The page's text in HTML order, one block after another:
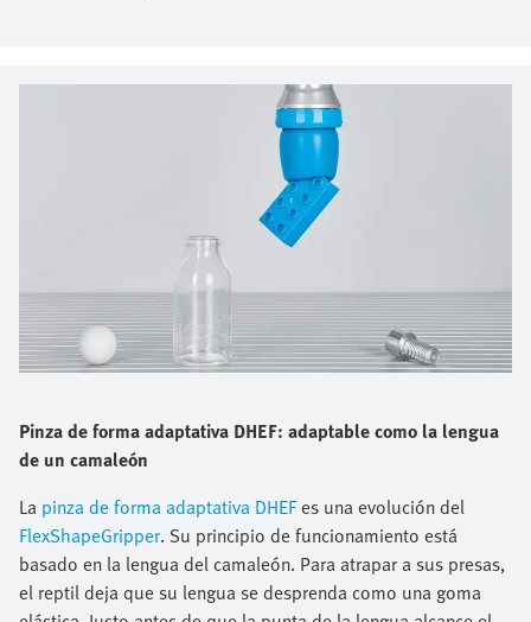
Pinza de forma adaptativa DHEF: adaptable como la lengua
de un camaleón
La pinza de forma adaptativa DHEFes una evolución del
FlexShapeGripper. Su principio de funcionamiento está
basado en la lengua del camaleón. Para atrapar a sus presas,
el reptil deja que su lengua se desprenda como una goma